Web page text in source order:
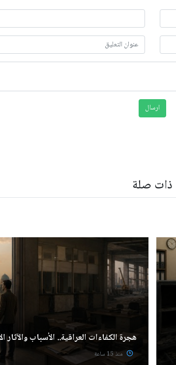
ذات صلة
هجرة الكفاءات العراقية.. الأسباب والآثار
منذ 15 ساعة